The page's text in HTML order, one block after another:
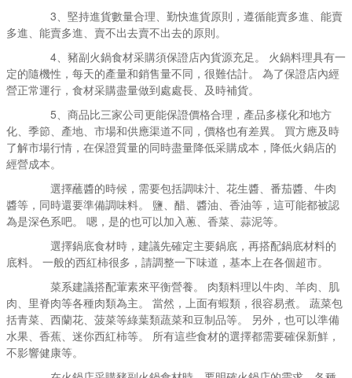
3、堅持進貨數量合理、勤快進貨原則，遵循能賣多進、能賣
多進、能賣多進、賣不出去賣不出去的原則。
4、豬副火鍋食材采購須保證店內貨源充足。 火鍋料理具有一
定的隨機性，每天的產量和銷售量不同，很難估計。 為了保證店內經
營正常運行，食材采購盡量做到處處長、及時補貨。
5、商品比三家公司更能保證價格合理，產品多樣化和地方
化、季節、產地、市場和供應渠道不同，價格也有差異。 買方應及時
了解市場行情，在保證質量的同時盡量降低采購成本，降低火鍋店的
經營成本。
選擇蘸醬的時候，需要包括調味汁、花生醬、番茄醬、牛肉
醬等，同時還要準備調味料。 鹽、醋、醬油、香油等，這可能都被認
為是深色系吧。 嗯，是的也可以加入蔥、香菜、蒜泥等。
選擇鍋底食材時，建議先確定主要鍋底，再搭配鍋底材料的
底料。 一般的西紅柿很多，請調整一下味道，基本上在各個超市。
菜系建議搭配葷素來平衡營養。 肉類料理以牛肉、羊肉、肌
肉、里脊肉等各種肉類為主。 當然，上面有蝦類，很容易煮。 蔬菜包
括青菜、西蘭花、菠菜等綠葉類蔬菜和豆制品等。 另外，也可以準備
水果、香蕉、迷你西紅柿等。 所有這些食材的選擇都需要確保新鮮，
不影響健康等。